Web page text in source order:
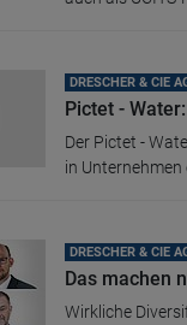
DRESCHER & CIE
Pictet -
Der Pictet -
in Unternehmen
DRESCHER & CIE
Das machen
Wirkliche